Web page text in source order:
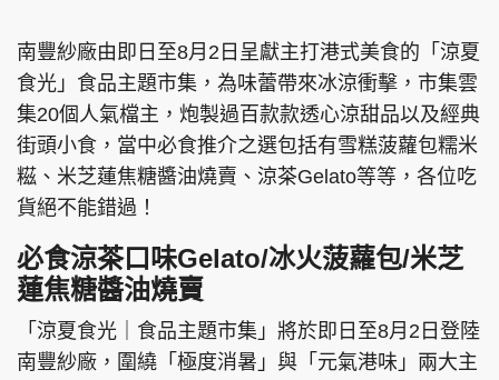
南豐紗廠由即日至8月2日呈獻主打港式美食的「涼夏
食光」食品主題市集，為味蕾帶來冰涼衝擊，市集雲
集20個人氣檔主，炮製過百款款透心涼甜品以及經典
街頭小食，當中必食推介之選包括有雪糕菠蘿包糯米
糍、米芝蓮焦糖醬油燒賣、涼茶Gelato等等，各位吃
貨絕不能錯過！
必食涼茶口味Gelato/冰火菠蘿包/米芝
蓮焦糖醬油燒賣
「涼夏食光｜食品主題市集」將於即日至8月2日登陸
南豐紗廠，圍繞「極度消暑」與「元氣港味」兩大主